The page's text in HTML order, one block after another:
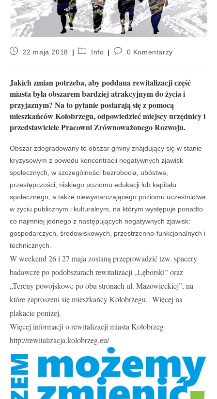
22 maja 2018 Info 0 Komentarzy
Jakich zmian potrzeba, aby poddana rewitalizacji część
miasta była obszarem bardziej atrakcyjnym do życia i
przyjaznym? Na to pytanie postarają się z pomocą
mieszkańców Kołobrzegu, odpowiedzieć miejscy urzędnicy i
przedstawiciele Pracowni Zrównoważonego Rozwoju.
Obszar zdegradowany to obszar gminy znajdujący się w stanie
kryzysowym z powodu koncentracji negatywnych zjawisk
społecznych, w szczególności bezrobocia, ubóstwa,
przestępczości, niskiego poziomu edukacji lub kapitału
społecznego, a także niewystarczającego poziomu uczestnictwa
w życiu publicznym i kulturalnym, na którym występuje ponadto
co najmniej jednego z następujących negatywnych zjawisk:
gospodarczych, środowiskowych, przestrzenno-funkcjonalnych i
technicznych
W weekend 26 i 27 maja zostaną przeprowadzić tzw. spacery
badawcze po podobszarach rewitalizacji „Lęborski” oraz
„Tereny powojskowe po obu stronach ul. Mazowieckiej”, na
które zaproszeni się mieszkańcy Kołobrzegu. Więcej na
plakacie poniżej.
Więcej informacji o rewitalizacji miasta Kołobrzeg
http://rewitalizacja.kolobrzeg.eu/